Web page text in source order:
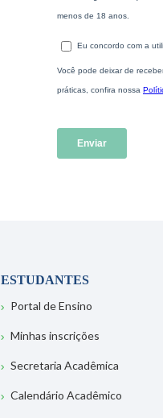
ESTUDANTES
Portal de Ensino
Minhas inscrições
Secretaria Acadêmica
Calendário Acadêmico